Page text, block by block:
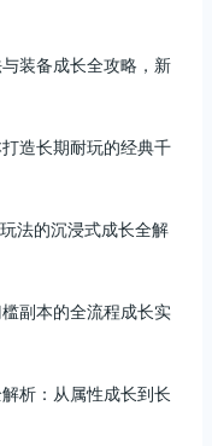
装备成长全攻略，新
造长期耐玩的经典千
法的沉浸式成长全解
副本的全流程成长实
析：从属性成长到长